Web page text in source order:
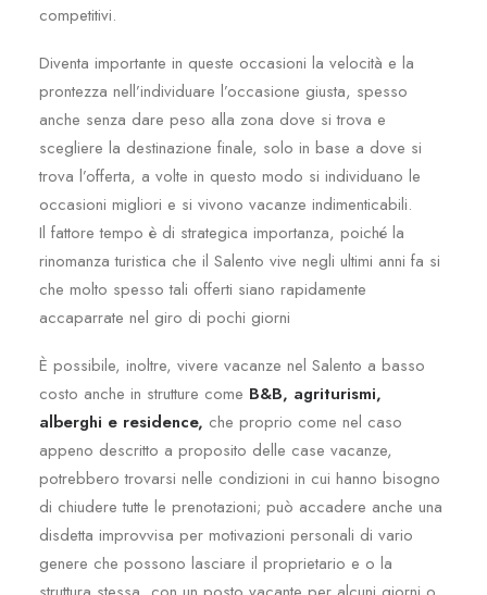
competitivi.
Diventa importante in queste occasioni la velocità e la
prontezza nell’individuare l’occasione giusta, spesso
anche senza dare peso alla zona dove si trova e
scegliere la destinazione finale, solo in base a dove si
trova l’offerta, a volte in questo modo si individuano le
occasioni migliori e si vivono vacanze indimenticabili.
Il fattore tempo è di strategica importanza, poiché la
rinomanza turistica che il Salento vive negli ultimi anni fa si
che molto spesso tali offerti siano rapidamente
accaparrate nel giro di pochi giorni
È possibile, inoltre, vivere vacanze nel Salento a basso
costo anche in strutture come B&B, agriturismi,
alberghi e residence, che proprio come nel caso
appeno descritto a proposito delle case vacanze,
potrebbero trovarsi nelle condizioni in cui hanno bisogno
di chiudere tutte le prenotazioni; può accadere anche una
disdetta improvvisa per motivazioni personali di vario
genere che possono lasciare il proprietario e o la